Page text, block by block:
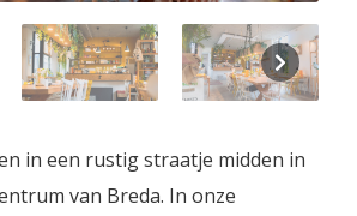
in een rustig straatje midden in
van Breda. In onze